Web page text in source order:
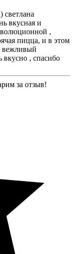
светлана
вкусная и
,
пицца, и в этом
вежливый
вкусно , спасибо
за отзыв!